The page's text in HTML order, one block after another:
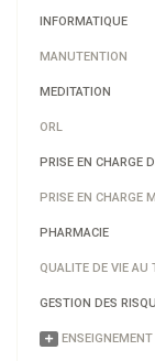
INFORMATIQUE
MANUTENTION
MEDITATION
ORL
PRISE EN CHARGE
PRISE EN CHARGE
PHARMACIE
QUALITE DE VIE AU
GESTION DES